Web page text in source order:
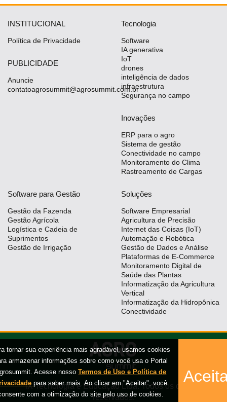
tornar sua experiência mais agradável, usamos cookies
armazenar informações sobre como você usa o Portal
Acesse nossoTermos de Uso e Política de
para saber mais. Ao clicar em "Aceitar", você
com a otimização do site pelo uso de cookies.
INSTITUCIONAL
Política de Privacidade
PUBLICIDADE
Anuncie
contatoagrosummit@agrosummit.com.br
Tecnologia
Software
IA generativa
IoT
drones
inteligência de dados
infraestrutura
Segurança no campo
Inovações
ERP para o agro
Sistema de gestão
Conectividade no campo
Monitoramento do Clima
Rastreamento de Cargas
Software para Gestão
Gestão da Fazenda
Gestão Agrícola
Logística e Cadeia de
Suprimentos
Gestão de Irrigação
Soluções
Software Empresarial
Agricultura de Precisão
Internet das Coisas (IoT)
Automação e Robótica
Gestão de Dados e Análise
Plataformas de E-Commerce
Monitoramento Digital de
Saúde das Plantas
Informatização da Agricultura
Vertical
Informatização da Hidropônica
Conectividade
iX Tecnologia e Educação Ltda. Todos os direitos
reservados.